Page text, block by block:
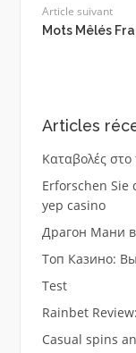
Article suivant
Mots Mêlés
Articles
Καταβολές
Erforschen Sie
yep casino
Драгон Мани
Топ Казино:
Test
Rainbet
Casual spins